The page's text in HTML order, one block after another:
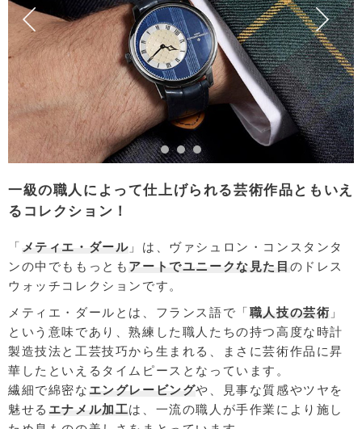
一級の職人によって仕上げられる芸術作品ともいえ
るコレクション！
「 メティエ・ダール 」は、ヴァシュロン・コンスタンタ
ンの中でももっとも アートでユニークな見た目 のドレス
ウォッチコレクションです。
メティエ・ダールとは、フランス語で「職人技の芸術 」
という意味であり、熟練した職人たちの持つ高度な時計
製造技法と工芸技巧から生まれる、まさに芸術作品に昇
華したといえるタイムピースとなっています。
繊細で綿密な エングレービングや、見事な質感やツヤを
魅せる エナメル加工は、一流の職人が手作業により施し